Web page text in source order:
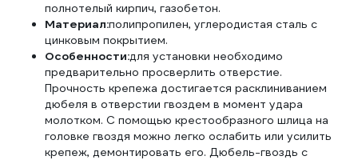
полнотелый кирпич, газобетон.
Материал:полипропилен, углеродистая сталь с
цинковым покрытием.
Особенности:для установки необходимо
предварительно просверлить отверстие.
Прочность крепежа достигается расклиниванием
дюбеля в отверстии гвоздем в момент удара
молотком. С помощью крестообразного шлица на
головке гвоздя можно легко ослабить или усилить
крепеж, демонтировать его. Дюбель-гвоздь с